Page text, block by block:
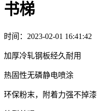
书梯
时间：2023-02-01 16:41:42
加厚冷轧钢板经久耐用
热固性无磷静电喷涂
环保粉末，附着力强不掉漆